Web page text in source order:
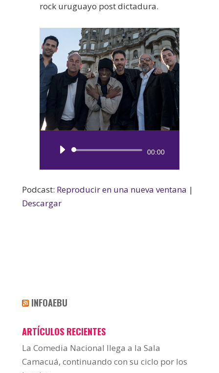
rock uruguayo post dictadura.
Reproductor
00:00
Podcast: Reproducir en una nueva ventana |
Descargar
INFOAEBU
ARTÍCULOS RECIENTES
La Comedia Nacional llega a la Sala
Camacuá, continuando con su ciclo por los